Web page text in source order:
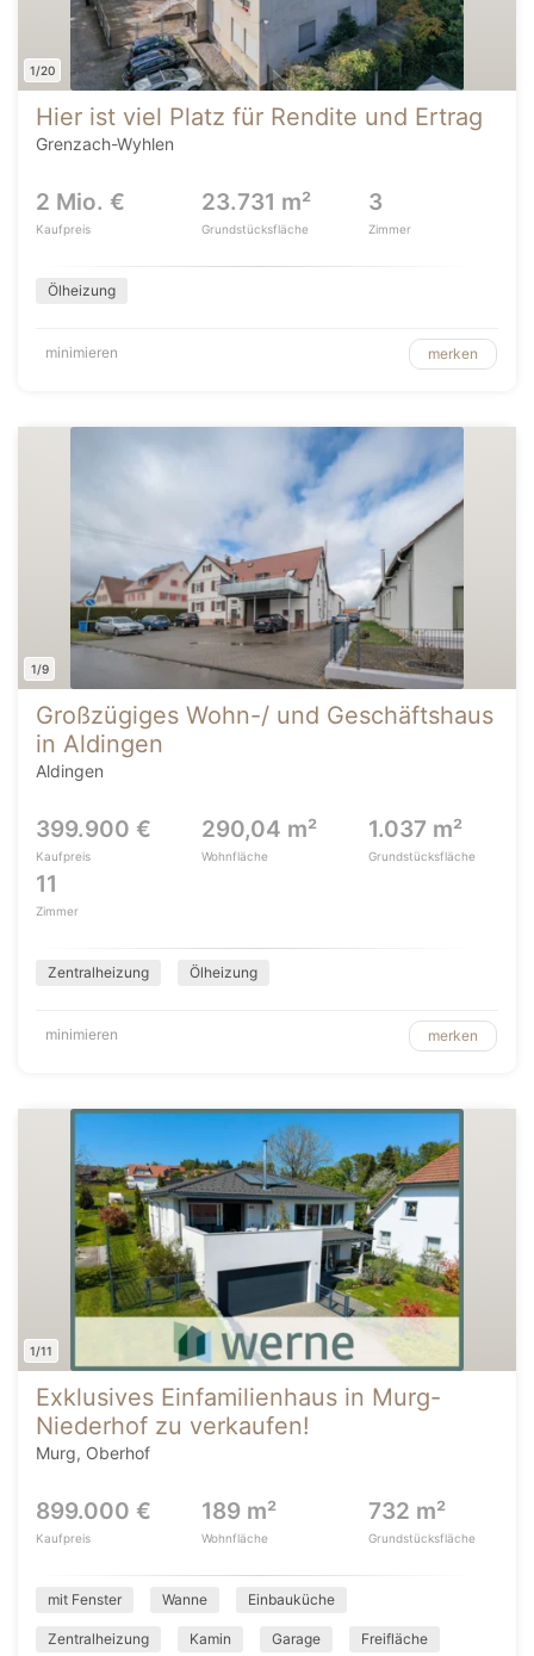
1/20
Hier ist viel Platz für Rendite und Ertrag
Grenzach-Wyhlen
2 Mio. €
Kaufpreis
23.731 m²
Grundstücksfläche
3
Zimmer
Ölheizung
minimieren merken
1/9
Großzügiges Wohn-/ und Geschäftshaus
in Aldingen
Aldingen
399.900 €
Kaufpreis
290,04 m²
Wohnfläche
1.037 m²
Grundstücksfläche
11
Zimmer
Zentralheizung Ölheizung
minimieren merken
1/11
Exklusives Einfamilienhaus in Murg-
Niederhof zu verkaufen!
Murg, Oberhof
899.000 €
Kaufpreis
189 m²
Wohnfläche
732 m²
Grundstücksfläche
mit Fenster Wanne Einbauküche
Zentralheizung Kamin Garage Freifläche